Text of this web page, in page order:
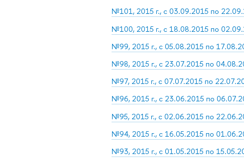
№101, 2015 г., с 03.09.2015 по
№100, 2015 г., с 18.08.2015 по
№99, 2015 г., с 05.08.2015 по
№98, 2015 г., с 23.07.2015 по
№97, 2015 г., с 07.07.2015 по
№96, 2015 г., с 23.06.2015 по
№95, 2015 г., с 02.06.2015 по
№94, 2015 г., с 16.05.2015 по
№93, 2015 г., с 01.05.2015 по